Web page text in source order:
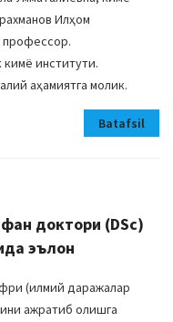
Илҳом
институти.
аҳамиятга молик.
Batafsil
доктори (DSc)
эълон
(илмий даражалар
ажратиб олишга